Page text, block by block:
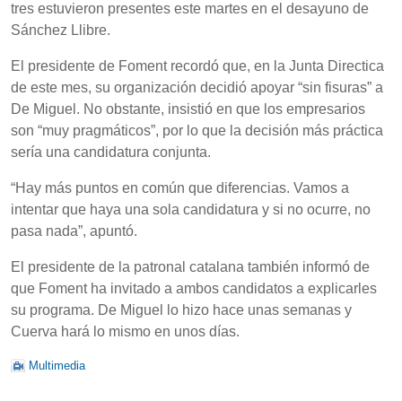
tres estuvieron presentes este martes en el desayuno de
Sánchez Llibre.
El presidente de Foment recordó que, en la Junta Directica
de este mes, su organización decidió apoyar “sin fisuras” a
De Miguel. No obstante, insistió en que los empresarios
son “muy pragmáticos”, por lo que la decisión más práctica
sería una candidatura conjunta.
“Hay más puntos en común que diferencias. Vamos a
intentar que haya una sola candidatura y si no ocurre, no
pasa nada”, apuntó.
El presidente de la patronal catalana también informó de
que Foment ha invitado a ambos candidatos a explicarles
su programa. De Miguel lo hizo hace unas semanas y
Cuerva hará lo mismo en unos días.
Multimedia